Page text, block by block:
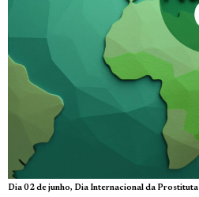
Dia 02 de junho, Dia Internacional da Prostituta